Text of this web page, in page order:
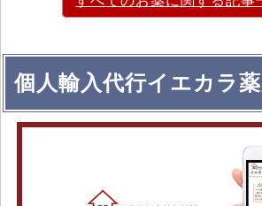
個人輸入代行イエカラ